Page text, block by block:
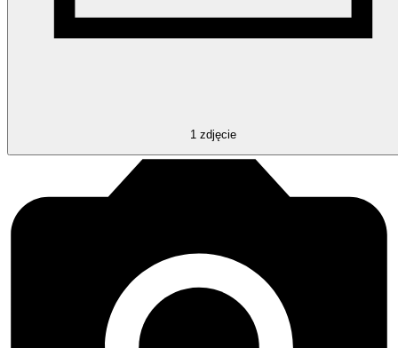
1 zdjęcie